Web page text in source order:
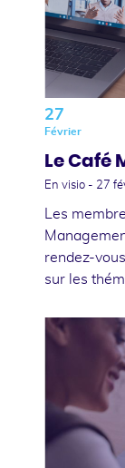
27
Février
Le Café
En visio - 27
Les
rendez-
sur les